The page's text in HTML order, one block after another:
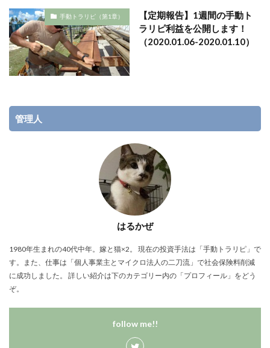
手動トラリピ（第1章）
【定期報告】1週間の手動ト
ラリピ利益を公開します！
（2020.01.06-2020.01.10）
管理人
はるかぜ
1980年生まれの40代中年。嫁と猫×2。 現在の投資手法は「手動トラリピ」で
す。また、仕事は「個人事業主とマイクロ法人の二刀流」で社会保険料削減
に成功しました。 詳しい紹介は下のカテゴリー内の「プロフィール」をどう
ぞ。
follow me!!